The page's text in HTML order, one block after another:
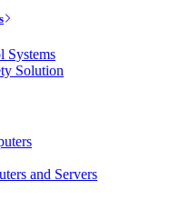
Systems
Solution
and Servers